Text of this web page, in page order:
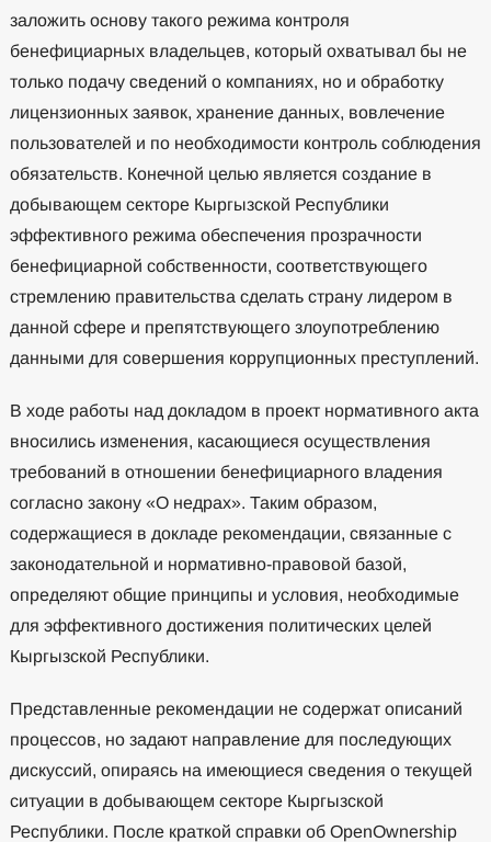
заложить основу такого режима контроля
бенефициарных владельцев, который охватывал бы не
только подачу сведений о компаниях, но и обработку
лицензионных заявок, хранение данных, вовлечение
пользователей и по необходимости контроль соблюдения
обязательств. Конечной целью является создание в
добывающем секторе Кыргызской Республики
эффективного режима обеспечения прозрачности
бенефициарной собственности, соответствующего
стремлению правительства сделать страну лидером в
данной сфере и препятствующего злоупотреблению
данными для совершения коррупционных преступлений.
В ходе работы над докладом в проект нормативного акта
вносились изменения, касающиеся осуществления
требований в отношении бенефициарного владения
согласно закону «О недрах». Таким образом,
содержащиеся в докладе рекомендации, связанные с
законодательной и нормативно-правовой базой,
определяют общие принципы и условия, необходимые
для эффективного достижения политических целей
Кыргызской Республики.
Представленные рекомендации не содержат описаний
процессов, но задают направление для последующих
дискуссий, опираясь на имеющиеся сведения о текущей
ситуации в добывающем секторе Кыргызской
Республики. После краткой справки об OpenOwnership